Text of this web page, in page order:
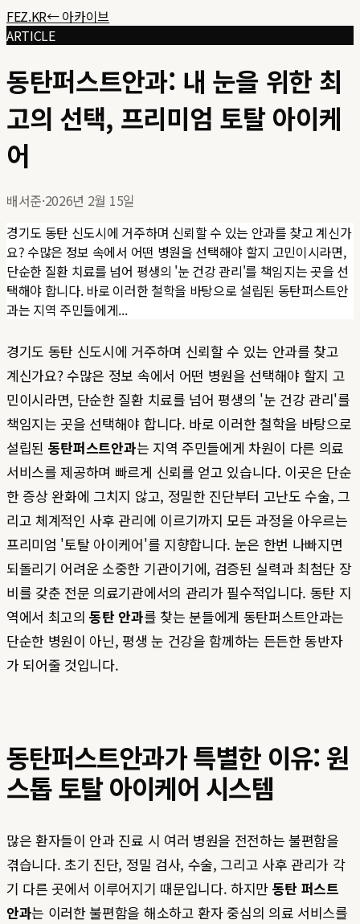
FEZ.KR← 아카이브
ARTICLE
동탄퍼스트안과: 내 눈을 위한 최
고의 선택, 프리미엄 토탈 아이케
어
배서준·2026년 2월 15일
경기도 동탄 신도시에 거주하며 신뢰할 수 있는 안과를 찾고 계신가
요? 수많은 정보 속에서 어떤 병원을 선택해야 할지 고민이시라면,
단순한 질환 치료를 넘어 평생의 '눈 건강 관리'를 책임지는 곳을 선
택해야 합니다. 바로 이러한 철학을 바탕으로 설립된 동탄퍼스트안
과는 지역 주민들에게...
경기도 동탄 신도시에 거주하며 신뢰할 수 있는 안과를 찾고
계신가요? 수많은 정보 속에서 어떤 병원을 선택해야 할지 고
민이시라면, 단순한 질환 치료를 넘어 평생의 '눈 건강 관리'를
책임지는 곳을 선택해야 합니다. 바로 이러한 철학을 바탕으로
설립된 동탄퍼스트안과는 지역 주민들에게 차원이 다른 의료
서비스를 제공하며 빠르게 신뢰를 얻고 있습니다. 이곳은 단순
한 증상 완화에 그치지 않고, 정밀한 진단부터 고난도 수술, 그
리고 체계적인 사후 관리에 이르기까지 모든 과정을 아우르는
프리미엄 '토탈 아이케어'를 지향합니다. 눈은 한번 나빠지면
되돌리기 어려운 소중한 기관이기에, 검증된 실력과 최첨단 장
비를 갖춘 전문 의료기관에서의 관리가 필수적입니다. 동탄 지
역에서 최고의동탄 안과를 찾는 분들에게 동탄퍼스트안과는
단순한 병원이 아닌, 평생 눈 건강을 함께하는 든든한 동반자
가 되어줄 것입니다.
동탄퍼스트안과가 특별한 이유: 원
스톱 토탈 아이케어 시스템
많은 환자들이 안과 진료 시 여러 병원을 전전하는 불편함을
겪습니다. 초기 진단, 정밀 검사, 수술, 그리고 사후 관리가 각
기 다른 곳에서 이루어지기 때문입니다. 하지만 동탄 퍼스트
안과는 이러한 불편함을 해소하고 환자 중심의 의료 서비스를